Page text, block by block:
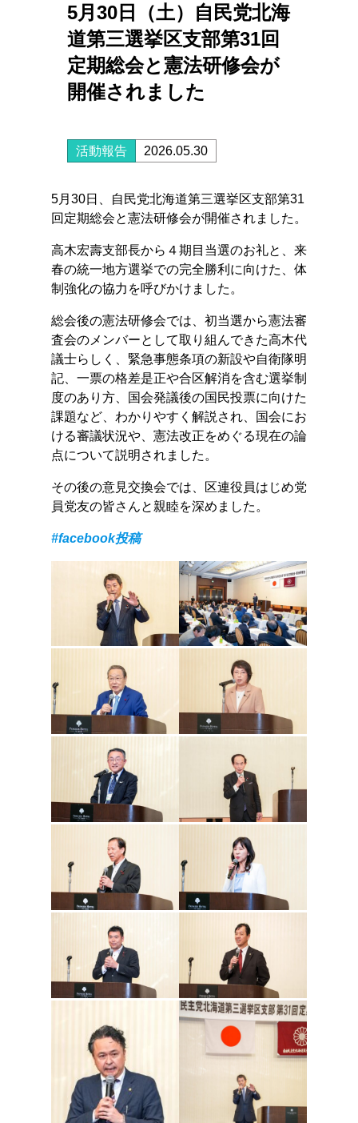
5月30日（土）自民党北海
道第三選挙区支部第31回
定期総会と憲法研修会が
開催されました
活動報告 2026.05.30
5月30日、自民党北海道第三選挙区支部第31
回定期総会と憲法研修会が開催されました。
高木宏壽支部長から４期目当選のお礼と、来
春の統一地方選挙での完全勝利に向けた、体
制強化の協力を呼びかけました。
総会後の憲法研修会では、初当選から憲法審
査会のメンバーとして取り組んできた高木代
議士らしく、緊急事態条項の新設や自衛隊明
記、一票の格差是正や合区解消を含む選挙制
度のあり方、国会発議後の国民投票に向けた
課題など、わかりやすく解説され、国会にお
ける審議状況や、憲法改正をめぐる現在の論
点について説明されました。
その後の意見交換会では、区連役員はじめ党
員党友の皆さんと親睦を深めました。
#facebook投稿